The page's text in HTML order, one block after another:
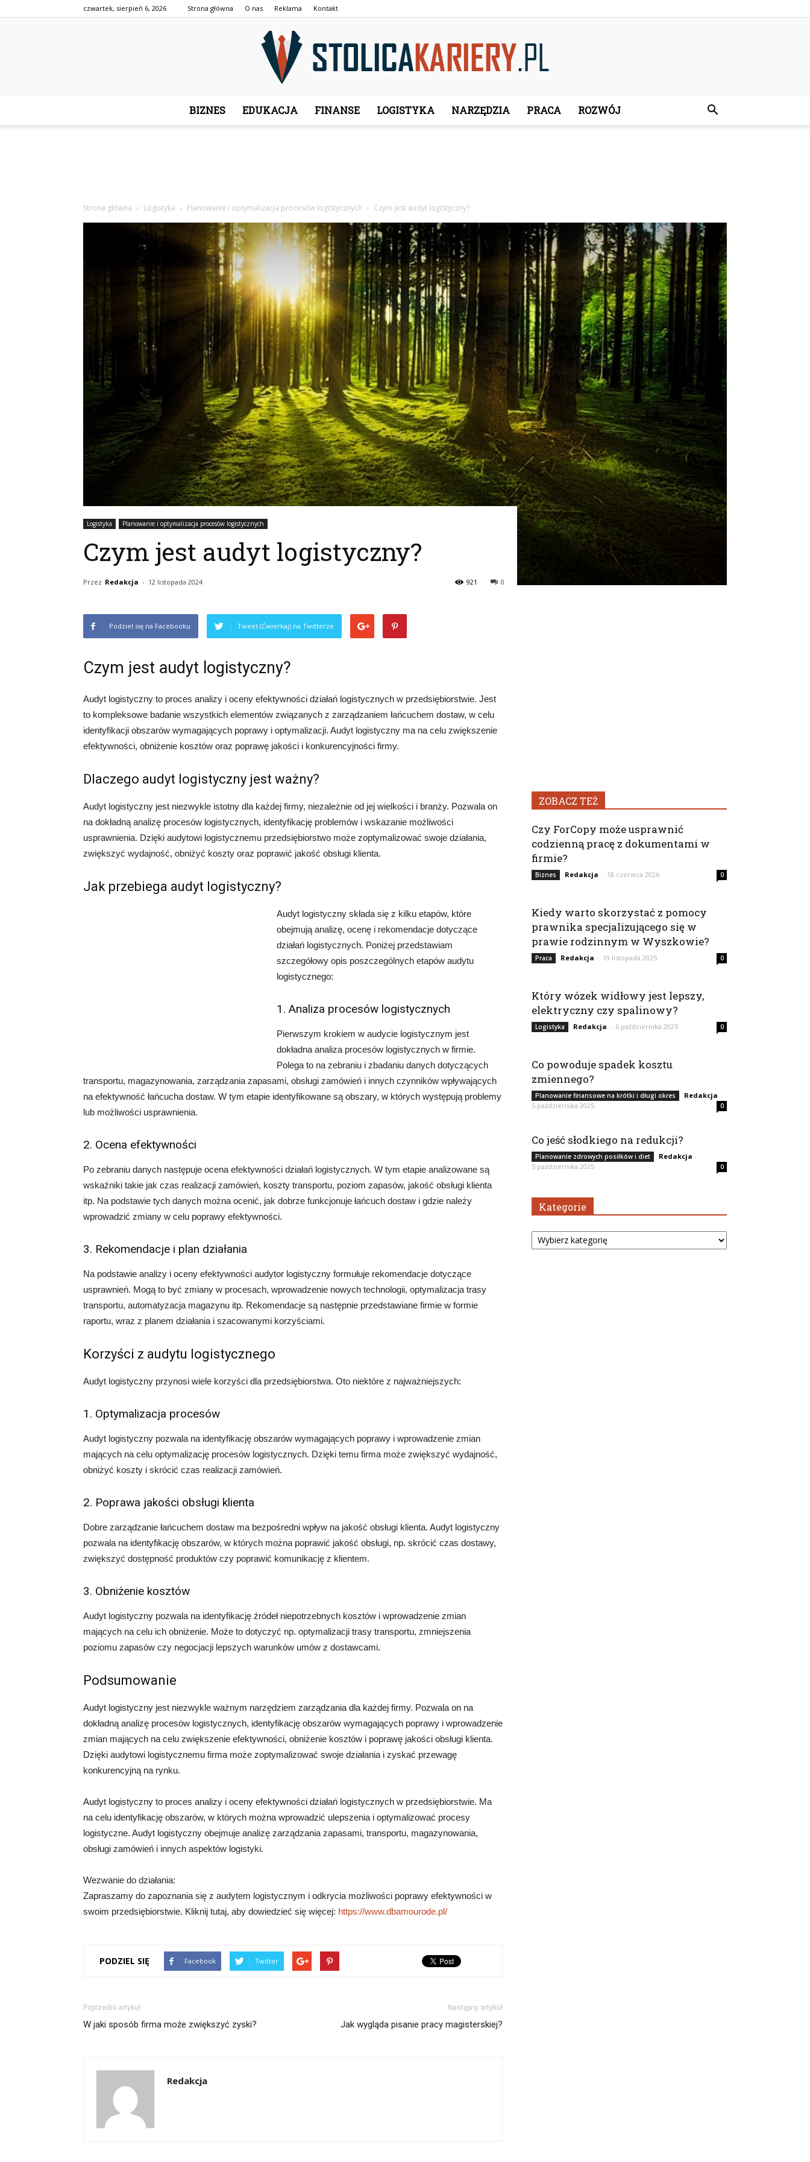
czwartek, sierpień 6, 2026 Strona główna O nas Reklama Kontakt
BIZNES EDUKACJA FINANSE LOGISTYKA NARZĘDZIA PRACA ROZWÓJ
Strona główna Logistyka Planowanie i optymalizacja procesów logistycznych Czym jest audyt logistyczny?
Logistyka Planowanie i optymalizacja procesów logistycznych
Czym jest audyt logistyczny?
Przez Redakcja - 12 listopada 2024 0
921
Podziel się na Facebooku Tweet (Ćwierkaj) na Twitterze
Czym jest audyt logistyczny?
Audyt logistyczny to proces analizy i oceny efektywności działań logistycznych w przedsiębiorstwie. Jest
to kompleksowe badanie wszystkich elementów związanych z zarządzaniem łańcuchem dostaw, w celu
identyfikacji obszarów wymagających poprawy i optymalizacji. Audyt logistyczny ma na celu zwiększenie
efektywności, obniżenie kosztów oraz poprawę jakości i konkurencyjności firmy.
Dlaczego audyt logistyczny jest ważny?
Audyt logistyczny jest niezwykle istotny dla każdej firmy, niezależnie od jej wielkości i branży. Pozwala on
na dokładną analizę procesów logistycznych, identyfikację problemów i wskazanie możliwości
usprawnienia. Dzięki audytowi logistycznemu przedsiębiorstwo może zoptymalizować swoje działania,
zwiększyć wydajność, obniżyć koszty oraz poprawić jakość obsługi klienta.
Jak przebiega audyt logistyczny?
Audyt logistyczny składa się z kilku etapów, które
obejmują analizę, ocenę i rekomendacje dotyczące
działań logistycznych. Poniżej przedstawiam
szczegółowy opis poszczególnych etapów audytu
logistycznego:
1. Analiza procesów logistycznych
Pierwszym krokiem w audycie logistycznym jest
dokładna analiza procesów logistycznych w firmie.
Polega to na zebraniu i zbadaniu danych dotyczących
transportu, magazynowania, zarządzania zapasami, obsługi zamówień i innych czynników wpływających
na efektywność łańcucha dostaw. W tym etapie identyfikowane są obszary, w których występują problemy
lub możliwości usprawnienia.
2. Ocena efektywności
Po zebraniu danych następuje ocena efektywności działań logistycznych. W tym etapie analizowane są
wskaźniki takie jak czas realizacji zamówień, koszty transportu, poziom zapasów, jakość obsługi klienta
itp. Na podstawie tych danych można ocenić, jak dobrze funkcjonuje łańcuch dostaw i gdzie należy
wprowadzić zmiany w celu poprawy efektywności.
3. Rekomendacje i plan działania
Na podstawie analizy i oceny efektywności audytor logistyczny formułuje rekomendacje dotyczące
usprawnień. Mogą to być zmiany w procesach, wprowadzenie nowych technologii, optymalizacja trasy
transportu, automatyzacja magazynu itp. Rekomendacje są następnie przedstawiane firmie w formie
raportu, wraz z planem działania i szacowanymi korzyściami.
Korzyści z audytu logistycznego
Audyt logistyczny przynosi wiele korzyści dla przedsiębiorstwa. Oto niektóre z najważniejszych:
1. Optymalizacja procesów
Audyt logistyczny pozwala na identyfikację obszarów wymagających poprawy i wprowadzenie zmian
mających na celu optymalizację procesów logistycznych. Dzięki temu firma może zwiększyć wydajność,
obniżyć koszty i skrócić czas realizacji zamówień.
2. Poprawa jakości obsługi klienta
Dobre zarządzanie łańcuchem dostaw ma bezpośredni wpływ na jakość obsługi klienta. Audyt logistyczny
pozwala na identyfikację obszarów, w których można poprawić jakość obsługi, np. skrócić czas dostawy,
zwiększyć dostępność produktów czy poprawić komunikację z klientem.
3. Obniżenie kosztów
Audyt logistyczny pozwala na identyfikację źródeł niepotrzebnych kosztów i wprowadzenie zmian
mających na celu ich obniżenie. Może to dotyczyć np. optymalizacji trasy transportu, zmniejszenia
poziomu zapasów czy negocjacji lepszych warunków umów z dostawcami.
Podsumowanie
Audyt logistyczny jest niezwykle ważnym narzędziem zarządzania dla każdej firmy. Pozwala on na
dokładną analizę procesów logistycznych, identyfikację obszarów wymagających poprawy i wprowadzenie
zmian mających na celu zwiększenie efektywności, obniżenie kosztów i poprawę jakości obsługi klienta.
Dzięki audytowi logistycznemu firma może zoptymalizować swoje działania i zyskać przewagę
konkurencyjną na rynku.
Audyt logistyczny to proces analizy i oceny efektywności działań logistycznych w przedsiębiorstwie. Ma
na celu identyfikację obszarów, w których można wprowadzić ulepszenia i optymalizować procesy
logistyczne. Audyt logistyczny obejmuje analizę zarządzania zapasami, transportu, magazynowania,
obsługi zamówień i innych aspektów logistyki.
Wezwanie do działania:
Zapraszamy do zapoznania się z audytem logistycznym i odkrycia możliwości poprawy efektywności w
swoim przedsiębiorstwie. Kliknij tutaj, aby dowiedzieć się więcej: https://www.dbamourode.pl/
PODZIEL SIĘ Facebook Twitter
Poprzedni artykuł
W jaki sposób firma może zwiększyć zyski?
Następny artykuł
Jak wygląda pisanie pracy magisterskiej?
Redakcja
ZOBACZ TEŻ
Czy ForCopy może usprawnić
codzienną pracę z dokumentami w
firmie?
Biznes Redakcja - 18 czerwca 2026 0
Kiedy warto skorzystać z pomocy
prawnika specjalizującego się w
prawie rodzinnym w Wyszkowie?
Praca Redakcja - 19 listopada 2025 0
Który wózek widłowy jest lepszy,
elektryczny czy spalinowy?
Logistyka Redakcja - 6 października 2025 0
Co powoduje spadek kosztu
zmiennego?
Planowanie finansowe na krótki i długi okres Redakcja -
5 października 2025
0
Co jeść słodkiego na redukcji?
Planowanie zdrowych posiłków i diet Redakcja -
5 października 2025
0
Kategorie
Kategorie